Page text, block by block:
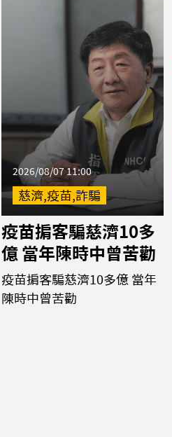
2026/08/07 11:00
慈濟,疫苗,詐騙
疫苗掮客騙慈濟10多
億 當年陳時中曾苦勸
疫苗掮客騙慈濟10多億 當年
陳時中曾苦勸